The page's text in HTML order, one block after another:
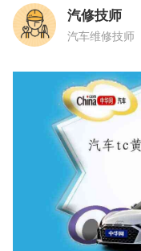
汽修技师
汽车维修技师